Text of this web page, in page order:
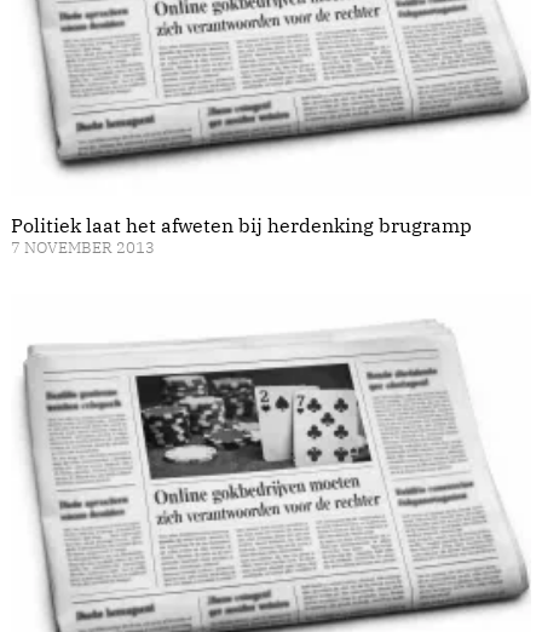
Politiek laat het afweten bij herdenking brugramp
7 NOVEMBER 2013